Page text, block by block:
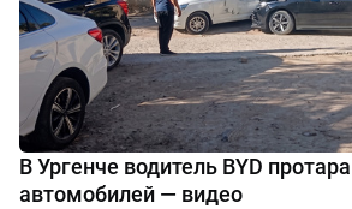
В Ургенче водитель BYD
автомобилей — видео